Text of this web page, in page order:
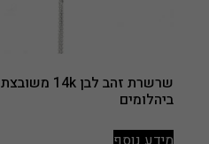
שרשרת זהב לבן 14k משובצת
ביהלומים